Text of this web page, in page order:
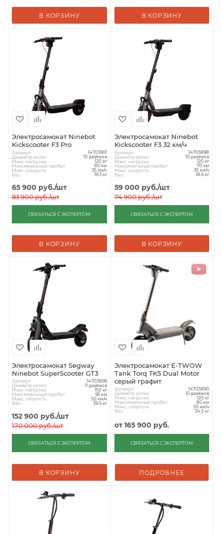
В КОРЗИНУ В КОРЗИНУ
Электросамокат Ninebot
Kickscooter F3 Pro
Артикул 14703901
Диаметр колес 10 дюймов
Макс. нагрузка 120 кг
Максимальный пробег 80 км
Макс. скорость 35 км/ч
Вес 19.3 кг
65 900 руб./шт
83 900руб./шт
СВЯЗАТЬСЯ С ЭКСПЕРТОМ
В КОРЗИНУ
Электросамокат Ninebot
Kickscooter F3 32 км/ч
Артикул 14703898
Диаметр колес 10 дюймов
Макс. нагрузка 120 кг
Максимальный пробег 70 км
Макс. скорость 35 км/ч
Вес 18.6 кг
59 000 руб./шт
74 900руб./шт
СВЯЗАТЬСЯ С ЭКСПЕРТОМ
В КОРЗИНУ
Электросамокат Segway
Ninebot SuperScooter GT3
Артикул 14703899
Диаметр колес 11 дюймов
Макс. нагрузка 150 кг
Максимальный пробег 95 км
Макс. скорость 50 км/ч
Вес 39.5 кг
152 900 руб./шт
170 000руб./шт
СВЯЗАТЬСЯ С ЭКСПЕРТОМ
В КОРЗИНУ
Электросамокат E-TWOW
Tank Torq TK5 Dual Motor
серый графит
Артикул 14703890
Диаметр колес 10 дюймов
Макс. нагрузка 120 кг
Максимальный пробег 80 км
Макс. скорость 50 км/ч
Вес 34.5 кг
от165 900 руб.
СВЯЗАТЬСЯ С ЭКСПЕРТОМ
ПОДРОБНЕЕ